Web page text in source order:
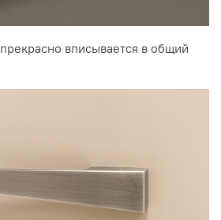
прекрасно вписывается в общий